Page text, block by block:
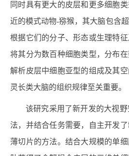
同时具有更大的皮层和更多细胞
近的模式动物-猕猴，其大脑包含
根据它们的分子、形态或生理特
将其分为数百种细胞类型，分布在
解析皮层中细胞亚型的组成及其
灵长类大脑的组织规律至关重要。
该研究采用了新开发的大视野
法，并结合任务需要，自主开发
薄切片的方法。结合大规模的单